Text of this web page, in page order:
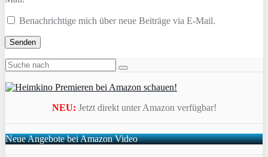
Benachrichtige mich über neue Beiträge via E-Mail.
NEU: Jetzt direkt unter Amazon verfügbar!
Neue Angebote bei Amazon Video